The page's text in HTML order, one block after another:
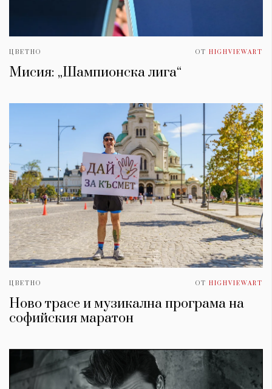
ЦВЕТНО ОТ HIGHVIEWART
Мисия: „Шампионска лига“
ЦВЕТНО ОТ HIGHVIEWART
Ново трасе и музикална програма на
софийския маратон